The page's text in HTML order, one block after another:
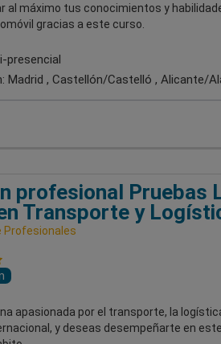
al máximo tus conocimientos y
gracias a este curso.
presencial
Madrid , Castellón/Castelló , Alicante/
profesional Pruebas
Transporte y
Profesionales
apasionada por el transporte, la
y deseas desempeñarte en